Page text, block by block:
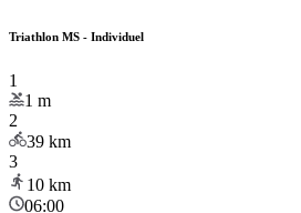
Triathlon MS - Individuel
1
1 m
2
39 km
3
10 km
06:00